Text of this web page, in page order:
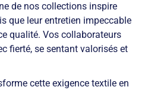
de nos collections inspire
que leur entretien impeccable
qualité. Vos collaborateurs
fierté, se sentant valorisés et
cette exigence textile en